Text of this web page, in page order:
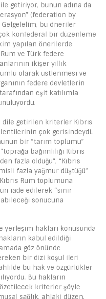
getiriyor, bunun adına da
(federation by
Gelgelelim, bu öneriler
konfederal bir düzenleme
yapılan önerilerde
ve Türk federe
ikişer yıllık
olarak üstlenmesi ve
federe devletlerin
eşit katılımla
getirilen kriterler Kıbrıs
çok gerisindeydi.
bir “tarım toplumu”
bağımlılığı Kıbrıs
fazla olduğu”, “Kıbrıs
fazla yağmur düştüğü”
Rum toplumuna
iade edilerek “sınır
sonucuna
yerleşim hakları konusunda
kabul edildiği
göz önünde
bir dizi koşul ileri
bu hak ve özgürlükler
Bu hakların
kriterler şöyle
sağlık, ahlaki düzen,